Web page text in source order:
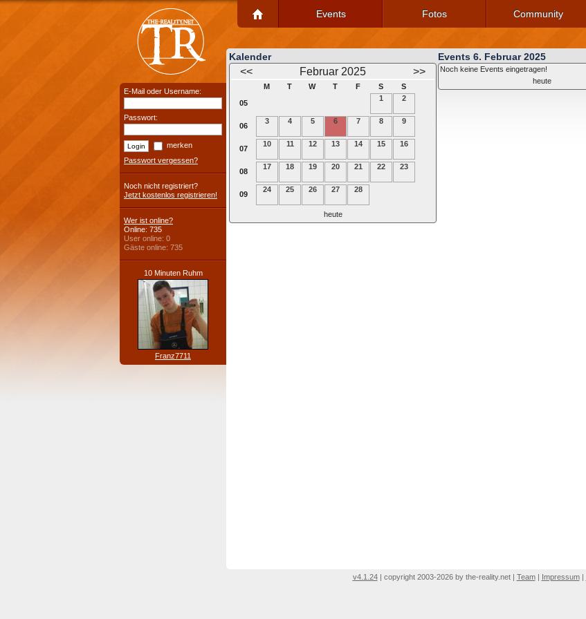
Events Fotos Community
Kalender
<< Februar 2025 >>
M T W T F S
S
05
1 2
06
3 4 5 6 7 8 9
07
10 11 12 13 14 15 16
08
17 18 19 20 21 22 23
09
24 25 26 27 28
heute
Events 6. Februar 2025
Noch keine Events eingetragen!
heute
E-Mail oder Username:
Passwort:
merken
Passwort vergessen?
Noch nicht registriert?
Jetzt kostenlos registrieren!
Wer ist online?
Online: 735
User online: 0
Gäste online: 735
10 Minuten Ruhm
Franz7711
v4.1.24| copyright 2003-2026 by the-reality.net | Team| Impressum|